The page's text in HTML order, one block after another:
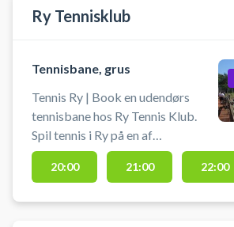
medbringe ketcher og bolde.
Ry Tennisklub
Tennisbane, grus
Tennis Ry | Book en udendørs
tennisbane hos Ry Tennis Klub.
Spil tennis i Ry på en af
tennisklubbens grusbaner.
Tennisbaner i Ry er beliggende på
20:00 21:00 22:00